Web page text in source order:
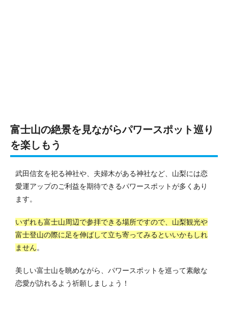
富士山の絶景を見ながらパワースポット巡り
を楽しもう
武田信玄を祀る神社や、夫婦木がある神社など、山梨には恋
愛運アップのご利益を期待できるパワースポットが多くあり
ます。
いずれも富士山周辺で参拝できる場所ですので、山梨観光や
富士登山の際に足を伸ばして立ち寄ってみるといいかもしれ
ません。
美しい富士山を眺めながら、パワースポットを巡って素敵な
恋愛が訪れるよう祈願しましょう！